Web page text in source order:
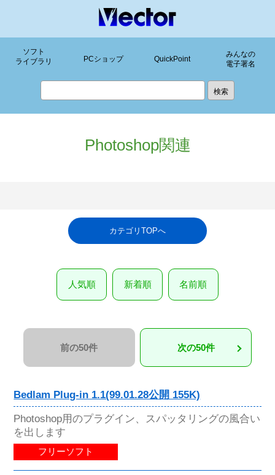
ソフト
ライブラリ
PCショップ QuickPoint
みんなの
電子署名
Photoshop関連
カテゴリTOPへ
人気順 新着順 名前順
前の50件 次の50件
Bedlam Plug-in 1.1(99.01.28公開 155K)
Photoshop用のプラグイン、スパッタリングの風合い
を出します
フリーソフト